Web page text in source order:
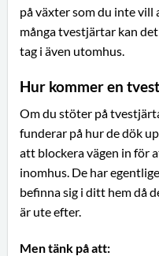
på växter som du inte vill
många tvestjärtar kan
tag i även utomhus.
Hur kommer en
Om du stöter på
funderar på hur de dök
att blockera vägen in för
inomhus. De har
befinna sig i ditt hem då
är ute efter.
Men tänk på att: